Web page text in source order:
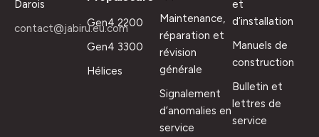
Darois
contact@jabiru.eu.com
Gen4 2200
Gen4 3300
Hélices
Maintenance,
réparation et
révision
générale
Signalement
d’anomalies en
service
et
d’installation
Manuels de
construction
Bulletin et
lettres de
service